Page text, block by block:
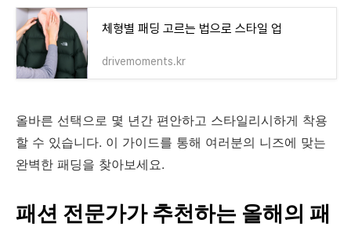
체형별 패딩 고르는 법으로 스타일 업
drivemoments.kr
올바른 선택으로 몇 년간 편안하고 스타일리시하게 착용
할 수 있습니다. 이 가이드를 통해 여러분의 니즈에 맞는
완벽한 패딩을 찾아보세요.
패션 전문가가 추천하는 올해의 패